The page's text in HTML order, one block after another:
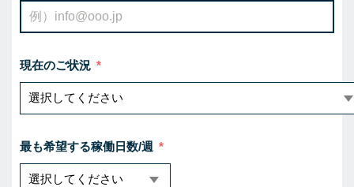
現在のご状況
最も希望する稼働日数/週